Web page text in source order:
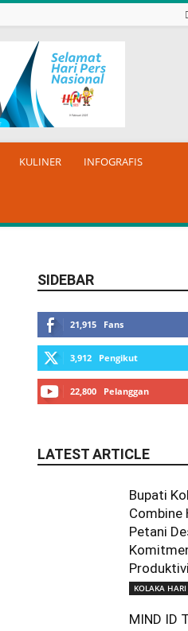
KULINER INFOGRAFIS
SIDEBAR
21,915 Fans
3,912 Pengikut
22,800 Pelanggan
LATEST ARTICLE
Bupati
Combine
Petani
KOLAKA
MIND ID